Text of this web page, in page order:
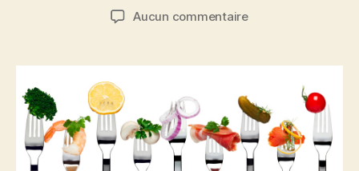
l’article
Aucun commentairesur
2017